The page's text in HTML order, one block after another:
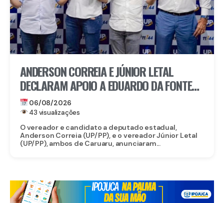
ANDERSON CORREIA E JÚNIOR LETAL
DECLARAM APOIO A EDUARDO DA FONTE
PARA O SENADO E LULA DA FONTE PARA
DEPUTADO FEDERAL
06/08/2026
43 visualizações
O vereador e candidato a deputado estadual,
Anderson Correia (UP/PP), e o vereador Júnior Letal
(UP/PP), ambos de Caruaru, anunciaram...